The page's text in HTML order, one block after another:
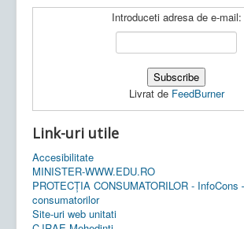
Introduceti adresa de e-mail:
Livrat de FeedBurner
Link-uri utile
Accesibilitate
MINISTER-WWW.EDU.RO
PROTECȚIA CONSUMATORILOR - InfoCons
consumatorilor
Site-uri web unitati